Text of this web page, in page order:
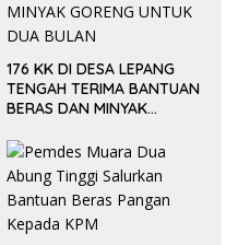
176 KK DI DESA LEPANG
TENGAH TERIMA BANTUAN
BERAS DAN MINYAK
BULAN